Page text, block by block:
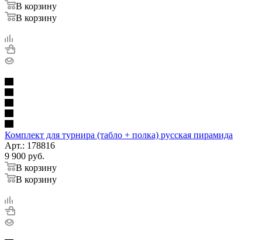
В корзину
В корзину
Комплект для турнира (табло + полка) русская пирамида
Арт.: 178816
9 900 руб.
В корзину
В корзину